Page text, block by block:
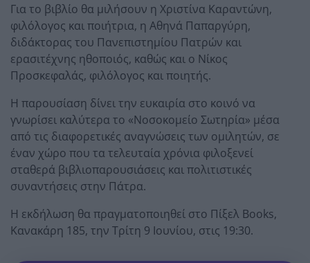
Για το βιβλίο θα μιλήσουν η Χριστίνα Καραντώνη,
φιλόλογος και ποιήτρια, η Αθηνά Παπαργύρη,
διδάκτορας του Πανεπιστημίου Πατρών και
ερασιτέχνης ηθοποιός, καθώς και ο Νίκος
Προσκεφαλάς, φιλόλογος και ποιητής.
Η παρουσίαση δίνει την ευκαιρία στο κοινό να
γνωρίσει καλύτερα το «Νοσοκομείο Σωτηρία» μέσα
από τις διαφορετικές αναγνώσεις των ομιλητών, σε
έναν χώρο που τα τελευταία χρόνια φιλοξενεί
σταθερά βιβλιοπαρουσιάσεις και πολιτιστικές
συναντήσεις στην Πάτρα.
Η εκδήλωση θα πραγματοποιηθεί στο Πίξελ Books,
Κανακάρη 185, την Τρίτη 9 Ιουνίου, στις 19:30.